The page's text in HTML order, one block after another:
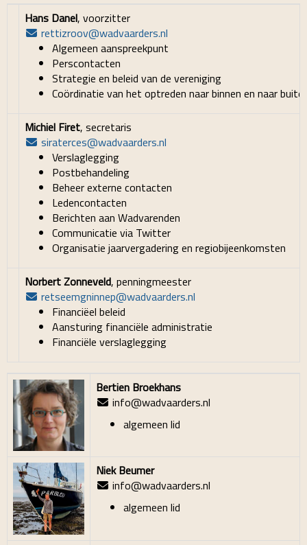
Hans Danel, voorzitter
rettizroov@wadvaarders.nl
Algemeen aanspreekpunt
Perscontacten
Strategie en beleid van de vereniging
Coördinatie van het optreden naar binnen en naar
Michiel Firet, secretaris
siraterces@wadvaarders.nl
Verslaglegging
Postbehandeling
Beheer externe contacten
Ledencontacten
Berichten aan Wadvarenden
Communicatie via Twitter
Organisatie jaarvergadering en regiobijeenkomsten
Norbert Zonneveld, penningmeester
retseemgninnep@wadvaarders.nl
Financiëel beleid
Aansturing financiële administratie
Financiële verslaglegging
Bertien Broekhans
info@wadvaarders.nl
algemeen lid
Niek Beumer
info@wadvaarders.nl
algemeen lid